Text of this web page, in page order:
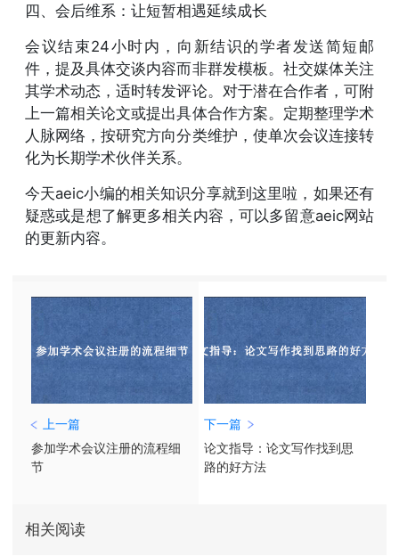
四、会后维系：让短暂相遇延续成长
会议结束24小时内，向新结识的学者发送简短邮
件，提及具体交谈内容而非群发模板。社交媒体关注
其学术动态，适时转发评论。对于潜在合作者，可附
上一篇相关论文或提出具体合作方案。定期整理学术
人脉网络，按研究方向分类维护，使单次会议连接转
化为长期学术伙伴关系。
今天aeic小编的相关知识分享就到这里啦，如果还有
疑惑或是想了解更多相关内容，可以多留意aeic网站
的更新内容。
上一篇
参加学术会议注册的流程细
节
下一篇
论文指导：论文写作找到思
路的好方法
相关阅读